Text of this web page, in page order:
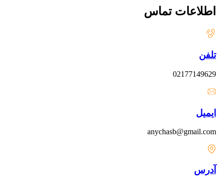
اطلاعات تماس
تلفن
02177149629
ایمیل
anychasb@gmail.com
آدرس